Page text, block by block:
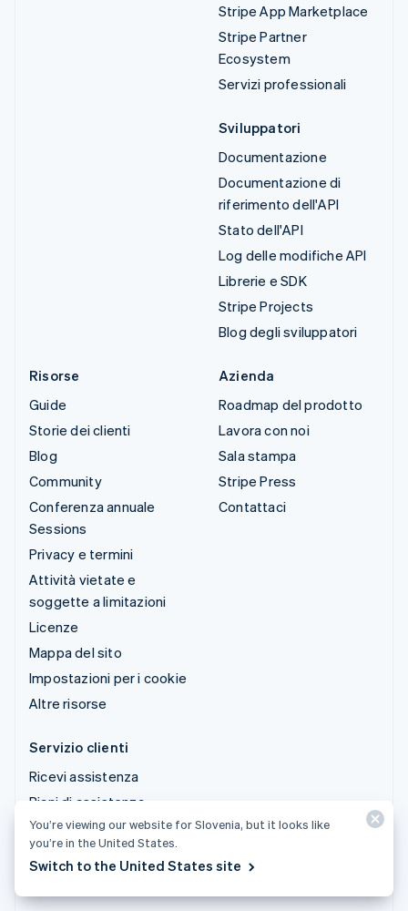
Stripe App Marketplace
Stripe Partner
Ecosystem
Servizi professionali
Sviluppatori
Documentazione
Documentazione di
riferimento dell'API
Stato dell'API
Log delle modifiche API
Librerie e SDK
Stripe Projects
Blog degli sviluppatori
Risorse
Guide
Storie dei clienti
Blog
Community
Conferenza annuale
Sessions
Privacy e termini
Attività vietate e
soggette a limitazioni
Licenze
Mappa del sito
Impostazioni per i cookie
Altre risorse
Azienda
Roadmap del prodotto
Lavora con noi
Sala stampa
Stripe Press
Contattaci
Servizio clienti
Ricevi assistenza
Piani di assistenza
gestita
© 2026 Stripe, LLC
You’re viewing our website for Slovenia, but it looks like
you’re in the United States.
Switch to the United States site